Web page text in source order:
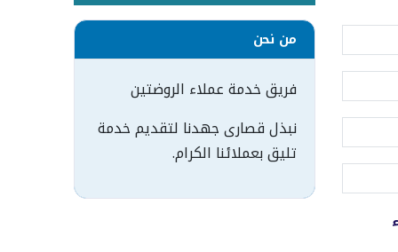
من نحن
فريق خدمة عملاء الروضتين
نبذل قصارى جهدنا لتقديم خدمة
تليق بعملائنا الكرام.